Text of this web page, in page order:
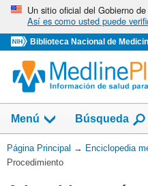
Omita
vaya
al
Contenido
Un sitio oficial del Gobierno
Así es como usted puede
Biblioteca Nacional de
Menú Búsqueda
Usted
está
Página Principal → Enciclopedia
Procedimiento